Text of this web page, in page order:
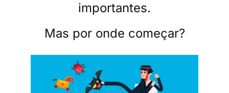
importantes.
Mas por onde começar?